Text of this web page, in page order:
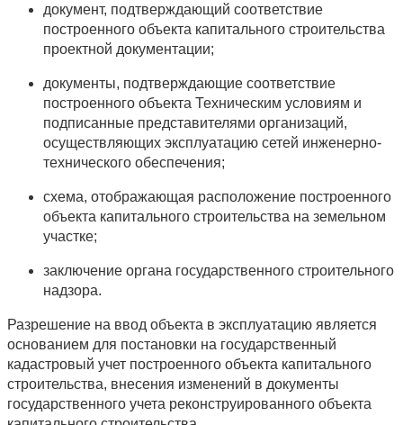
документ, подтверждающий соответствие
построенного объекта капитального строительства
проектной документации;
документы, подтверждающие соответствие
построенного объекта Техническим условиям и
подписанные представителями организаций,
осуществляющих эксплуатацию сетей инженерно-
технического обеспечения;
схема, отображающая расположение построенного
объекта капитального строительства на земельном
участке;
заключение органа государственного строительного
надзора.
Разрешение на ввод объекта в эксплуатацию является
основанием для постановки на государственный
кадастровый учет построенного объекта капитального
строительства, внесения изменений в документы
государственного учета реконструированного объекта